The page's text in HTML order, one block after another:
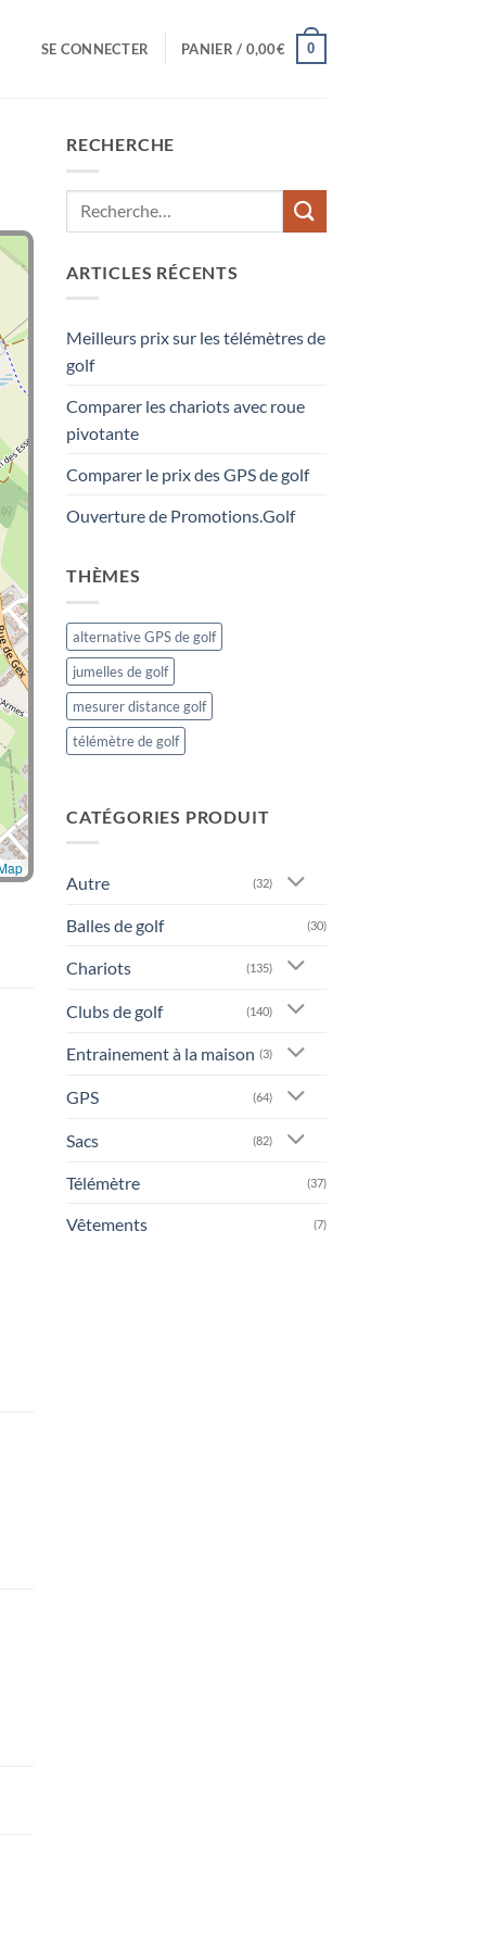
SE CONNECTER PANIER / 0,00€ 0
RECHERCHE
ARTICLES RÉCENTS
Meilleurs prix sur les télémètres de
golf
Comparer les chariots avec roue
pivotante
Comparer le prix des GPS de golf
Ouverture de Promotions.Golf
THÈMES
alternative GPS de golf
jumelles de golf
mesurer distance golf
télémètre de golf
CATÉGORIES PRODUIT
Autre (32)
Balles de golf (30)
Chariots (135)
Clubs de golf (140)
Entrainement à la maison (3)
GPS (64)
Sacs (82)
Télémètre (37)
Vêtements (7)